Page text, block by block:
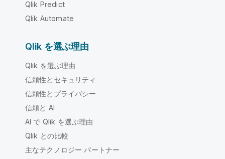
Qlik Predict
Qlik Automate
Qlik を選ぶ理由
Qlik を選ぶ理由
信頼性とセキュリティ
信頼性とプライバシー
信頼と AI
AI で Qlik を選ぶ理由
Qlik との比較
主なテクノロジー パートナー